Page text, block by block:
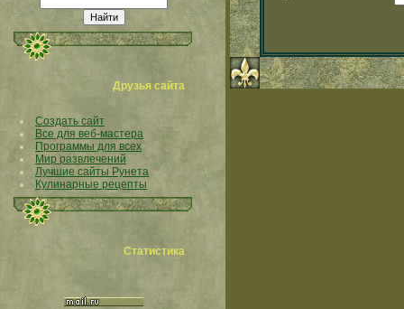
Друзья сайта
Создать сайт
Все для веб-мастера
Программы для всех
Мир развлечений
Лучшие сайты Рунета
Кулинарные рецепты
Статистика